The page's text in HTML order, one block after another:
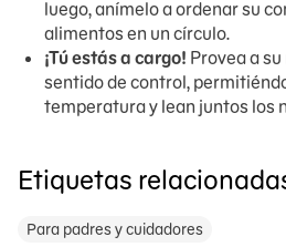
luego, anímelo a ordenar su
alimentos en un círculo.
¡Tú estás a cargo! Provea a
sentido de control,
temperatura y lean juntos los
Etiquetas
Para padres y cuidadores